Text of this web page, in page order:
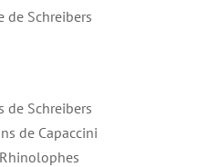
de Schreibers
de Schreibers
de Capaccini